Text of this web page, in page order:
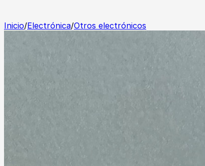
Inicio/Electrónica/Otros electrónicos